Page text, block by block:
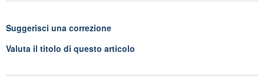
Suggerisci una correzione
Valuta il titolo di questo articolo